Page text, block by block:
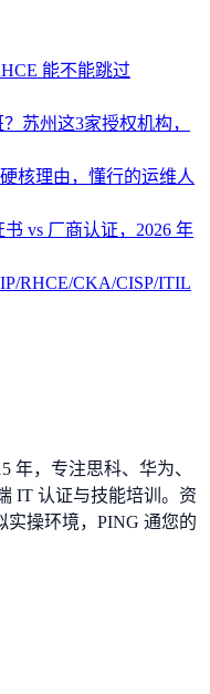
能不能跳过
苏州这3家授权机构，
核理由，懂行的运维人
vs 厂商认证，2026 年
RHCE/CKA/CISP/ITIL
年，专注思科、华为、
IT 认证与技能培训。资
操环境， PING 通您的